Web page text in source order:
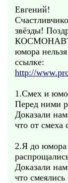
Евгений!
звёзды!
юмора
ссылке:
http://
1.Смех и
Перед ними
Доказали
что от
2.Я до юмора
Доказали
что